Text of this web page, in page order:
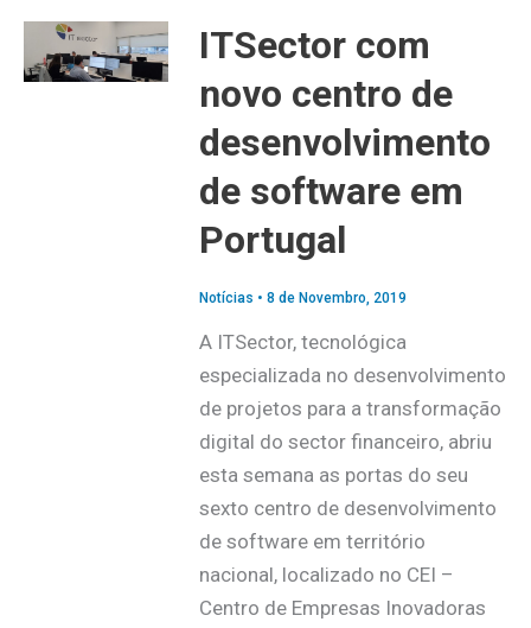
ITSector com
novo centro de
desenvolvimento
de software em
Portugal
Notícias • 8 de Novembro, 2019
A ITSector, tecnológica
especializada no desenvolvimento
de projetos para a transformação
digital do sector financeiro, abriu
esta semana as portas do seu
sexto centro de desenvolvimento
de software em território
nacional, localizado no CEI –
Centro de Empresas Inovadoras